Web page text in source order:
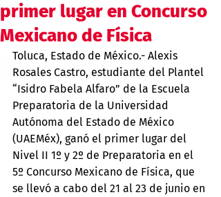
primer lugar en Concurso
Mexicano de Física
Toluca, Estado de México.- Alexis
Rosales Castro, estudiante del Plantel
“Isidro Fabela Alfaro” de la Escuela
Preparatoria de la Universidad
Autónoma del Estado de México
(UAEMéx), ganó el primer lugar del
Nivel II 1º y 2º de Preparatoria en el
5º Concurso Mexicano de Física, que
se llevó a cabo del 21 al 23 de junio en